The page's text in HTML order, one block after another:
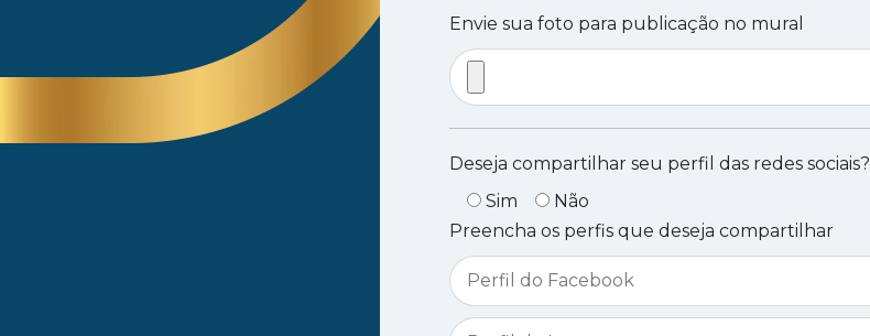
Envie sua foto para publicação no mural
Deseja compartilhar seu perfil das redes sociais?
Sim
Não
Preencha os perfis que deseja compartilhar